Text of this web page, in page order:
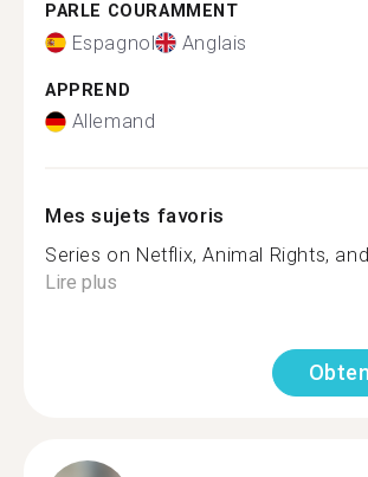
PARLE COURAMMENT
Espagnol Anglais
APPREND
Allemand
Mes sujets favoris
Series on Netflix, Animal Rights,
Lire plus